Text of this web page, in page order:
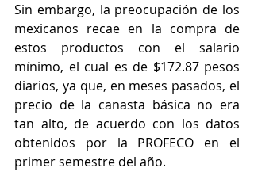
Sin embargo, la preocupación de los
mexicanos recae en la compra de
estos productos con el salario
mínimo, el cual es de $172.87 pesos
diarios, ya que, en meses pasados, el
precio de la canasta básica no era
tan alto, de acuerdo con los datos
obtenidos por la PROFECO en el
primer semestre del año.